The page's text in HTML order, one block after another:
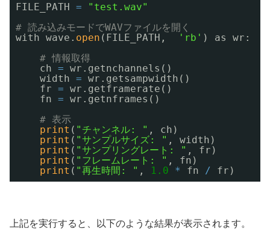
FILE_PATH =
"test.wav"
# 読み込みモードでWAVファイルを開く
with wave. open (FILE_PATH, 'rb' ) as wr:
# 情報取得
ch = wr.getnchannels()
width = wr.getsampwidth()
fr = wr.getframerate()
fn = wr.getnframes()
# 表示
print ( "チャンネル: " , ch)
print ( "サンプルサイズ: " , width)
print ( "サンプリングレート: " , fr)
print ( "フレームレート: " , fn)
print ( "再生時間: " , 1.0 * fn / fr)
上記を実行すると、以下のような結果が表示されます。